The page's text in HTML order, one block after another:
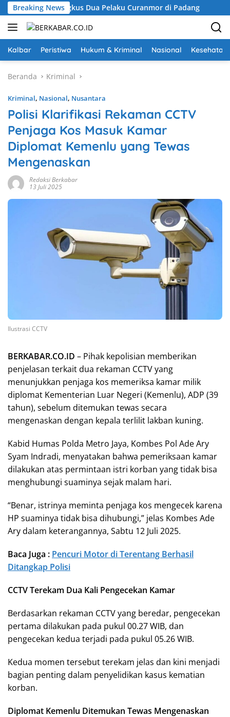
Langsung
ke
konten
Breaking News
Klewang Ringkus Dua Pelaku Curanmor di Padang
Kalbar Peristiwa Hukum & Kriminal Nasional Kesehatan
Beranda Kriminal
Kriminal, Nasional, Nusantara
Polisi Klarifikasi Rekaman CCTV
Penjaga Kos Masuk Kamar
Diplomat Kemenlu yang Tewas
Mengenaskan
Redaksi Berkabar
13 Juli 2025
Ilustrasi CCTV
BERKABAR.CO.ID – Pihak kepolisian memberikan
penjelasan terkait dua rekaman CCTV yang
menunjukkan penjaga kos memeriksa kamar milik
diplomat Kementerian Luar Negeri (Kemenlu), ADP (39
tahun), sebelum ditemukan tewas secara
mengenaskan dengan kepala terlilit lakban kuning.
Kabid Humas Polda Metro Jaya, Kombes Pol Ade Ary
Syam Indradi, menyatakan bahwa pemeriksaan kamar
dilakukan atas permintaan istri korban yang tidak bisa
menghubungi suaminya sejak malam hari.
“Benar, istrinya meminta penjaga kos mengecek karena
HP suaminya tidak bisa dihubungi,” jelas Kombes Ade
Ary dalam keterangannya, Sabtu 12 Juli 2025.
Baca Juga : Pencuri Motor di Terentang Berhasil
Ditangkap Polisi
CCTV Terekam Dua Kali Pengecekan Kamar
Berdasarkan rekaman CCTV yang beredar, pengecekan
pertama dilakukan pada pukul 00.27 WIB, dan
pengecekan kedua terjadi pada pukul 05.26 WIB.
Kedua momen tersebut terekam jelas dan kini menjadi
bagian penting dalam penyelidikan kasus kematian
korban.
Diplomat Kemenlu Ditemukan Tewas Mengenaskan